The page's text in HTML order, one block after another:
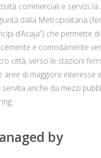
commerciali e servizi, la
dalla Metropolitana
d’Acaja”) che permette
e comodamente
città, verso le stazioni
aree di maggiore interesse
servita anche da mezzi
by